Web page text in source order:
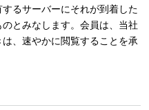
るサーバーにそれが到着した
とみなします。会員は、当社
、速やかに閲覧することを承